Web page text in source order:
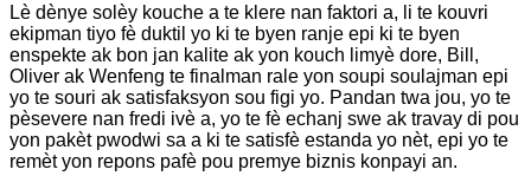
Lè dènye solèy kouche a te klere nan faktori a, li te kouvri
ekipman tiyo fè duktil yo ki te byen ranje epi ki te byen
enspekte ak bon jan kalite ak yon kouch limyè dore, Bill,
Oliver ak Wenfeng te finalman rale yon soupi soulajman epi
yo te souri ak satisfaksyon sou figi yo. Pandan twa jou, yo te
pèsevere nan fredi ivè a, yo te fè echanj swe ak travay di pou
yon pakèt pwodwi sa a ki te satisfè estanda yo nèt, epi yo te
remèt yon repons pafè pou premye biznis konpayi an.